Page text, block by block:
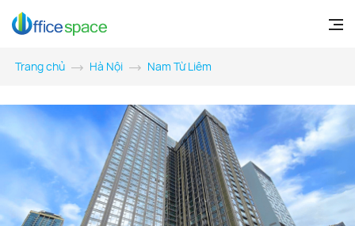
Trang chủ Hà Nội Nam Từ Liêm